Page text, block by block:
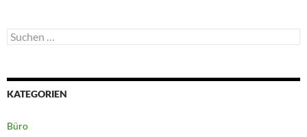
Suchen
nach:
KATEGORIEN
Büro